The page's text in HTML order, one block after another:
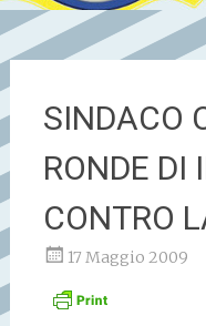
SINDACO
RONDE DI
CONTRO
17 Maggio 2009